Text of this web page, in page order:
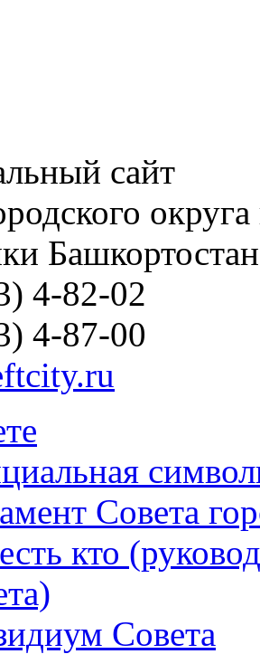
сайт
Башкортостан
4-82-02
4-87-00
Совета
кто
Совета